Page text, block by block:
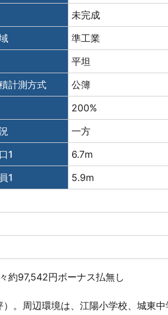
未完成
準工業
平坦
計測方式
公簿
200%
一方
1
6.7m
1
5.9m
約97,542円ボーナス払無し
。周辺環境は、江陽小学校、城東中